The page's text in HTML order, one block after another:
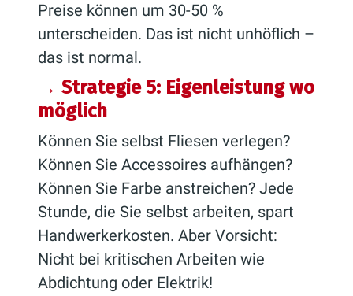
Preise können um 30-50 %
unterscheiden. Das ist nicht unhöflich –
das ist normal.
→ Strategie 5: Eigenleistung wo
möglich
Können Sie selbst Fliesen verlegen?
Können Sie Accessoires aufhängen?
Können Sie Farbe anstreichen? Jede
Stunde, die Sie selbst arbeiten, spart
Handwerkerkosten. Aber Vorsicht:
Nicht bei kritischen Arbeiten wie
Abdichtung oder Elektrik!